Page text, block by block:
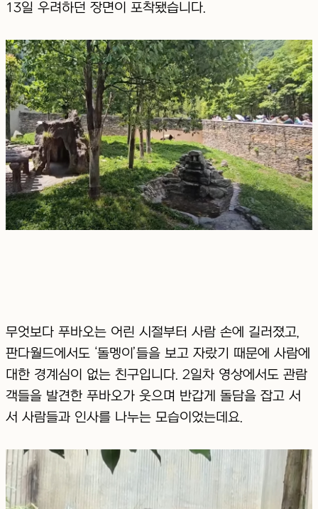
13일 우려하던 장면이 포착됐습니다.
무엇보다 푸바오는 어린 시절부터 사람 손에 길러졌고,
판다월드에서도 ‘돌멩이’들을 보고 자랐기 때문에 사람에
대한 경계심이 없는 친구입니다. 2일차 영상에서도 관람
객들을 발견한 푸바오가 웃으며 반갑게 돌담을 잡고 서
서 사람들과 인사를 나누는 모습이었는데요.